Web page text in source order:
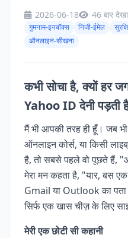
2026-06-18 46 बार
गुमनाम-इनबॉक्स निजी-ईमेल
ऑनलाइन-सीखना
कभी सोचा है, क्यों हर
Yahoo ID देनी पड़ती
मैं भी आपकी तरह ही हूँ। जब
ऑनलाइन कोर्स, या किसी
है, तो सबसे पहले वो पूछते हैं,
मेरा मन कहता है, "यार, बस एक
Gmail या Outlook का
सिर्फ एक खास चीज़ के लिए
मेरी एक छोटी सी कहानी